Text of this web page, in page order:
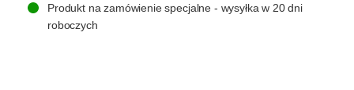
Produkt na zamówienie specjalne - wysyłka w 20 dni
roboczych